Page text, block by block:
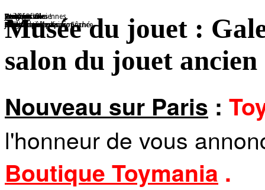
Voitures
Collection
Jouet en tôle
Magnifique collection
Passe-Boules !
Réalisé avec papier mâché
Ted
Nounours
Poupée
Jouet de collection
Caroussel
Jouet en tôle
Voitures anciennes
Collection
Wagon
Train
Les figurines
Les soldats
Oui Chef !!!
Mini Cuisinière
Avion
Avion 6 moteurs Air France
Musée du jouet :
salon du jouet
Nouveau sur Paris :
l'honneur de vous
Boutique Toymania .